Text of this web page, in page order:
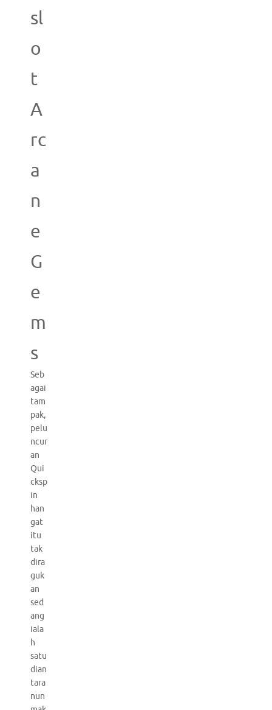
sl
o
t
A
rc
a
n
e
G
e
m
s
Seb
agai
tam
pak,
pelu
ncur
an
Qui
cksp
in
han
gat
itu
tak
dira
guk
an
sed
ang
iala
h
satu
dian
tara
nun